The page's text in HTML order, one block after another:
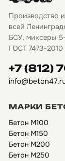
Производство
всей
БСУ, миксеры
ГОСТ 7473-
+7 (812)
МАРКИ
Бетон М100
Бетон М150
Бетон М200
Бетон М250